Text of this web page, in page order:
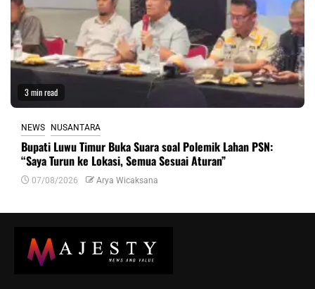
3 min read
NEWS NUSANTARA
Bupati Luwu Timur Buka Suara soal Polemik Lahan PSN:
“Saya Turun ke Lokasi, Semua Sesuai Aturan”
07/08/2026 Arya Wicaksana